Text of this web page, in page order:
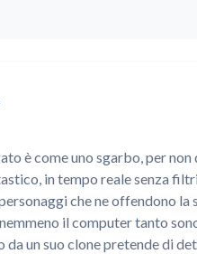
è come uno sgarbo, per
in tempo reale senza
che ne offendono la
il computer tanto
un suo clone pretende di